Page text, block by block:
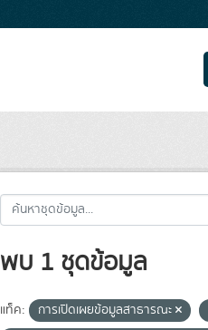
พบ 1 ชุดข้อมูล
แท็ค: การเปิดเผยข้อมูลสาธารณะ